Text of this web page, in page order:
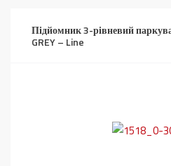
to
Підйомник 3-рівневий
GREY – Line